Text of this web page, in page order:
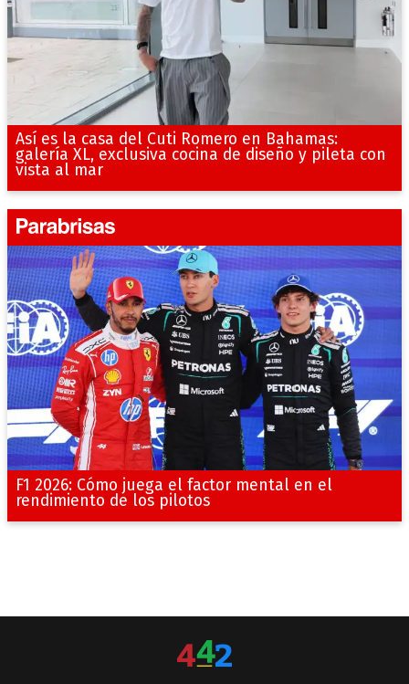
Así es la casa del Cuti Romero en Bahamas:
galería XL, exclusiva cocina de diseño y pileta con
vista al mar
F1 2026: Cómo juega el factor mental en el
rendimiento de los pilotos